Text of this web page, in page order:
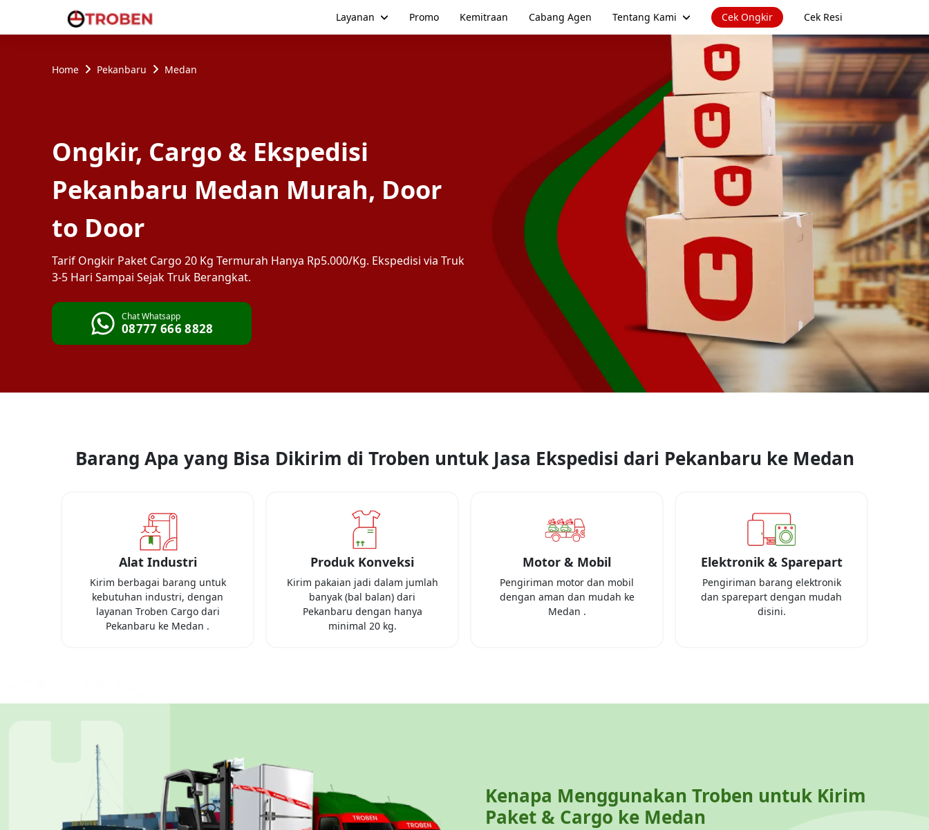
Layanan Promo Kemitraan Cabang Agen Tentang Kami Cek Ongkir Cek Resi
Home Pekanbaru Medan
Ongkir, Cargo & Ekspedisi
Pekanbaru Medan Murah, Door
to Door
Tarif Ongkir Paket Cargo 20 Kg Termurah Hanya Rp5.000/Kg. Ekspedisi via Truk
3-5 Hari Sampai Sejak Truk Berangkat.
Chat Whatsapp
08777 666 8828
Barang Apa yang Bisa Dikirim di Troben untuk Jasa Ekspedisi dari Pekanbaru ke Medan
Alat Industri
Kirim berbagai barang untuk
kebutuhan industri, dengan
layanan Troben Cargo dari
Pekanbaru ke Medan .
Produk Konveksi
Kirim pakaian jadi dalam jumlah
banyak (bal balan) dari
Pekanbaru dengan hanya
minimal 20 kg.
Motor & Mobil
Pengiriman motor dan mobil
dengan aman dan mudah ke
Medan .
Elektronik & Sparepart
Pengiriman barang elektronik
dan sparepart dengan mudah
disini.
Kenapa Menggunakan Troben untuk Kirim
Paket & Cargo ke Medan